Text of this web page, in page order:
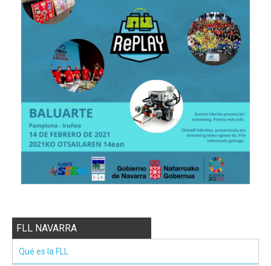
FLL NAVARRA
Qué es la FLL